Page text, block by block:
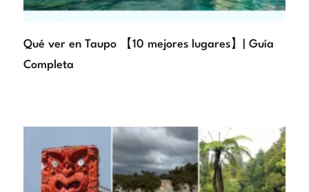
Qué ver en Taupo 【10 mejores lugares】| Guía
Completa